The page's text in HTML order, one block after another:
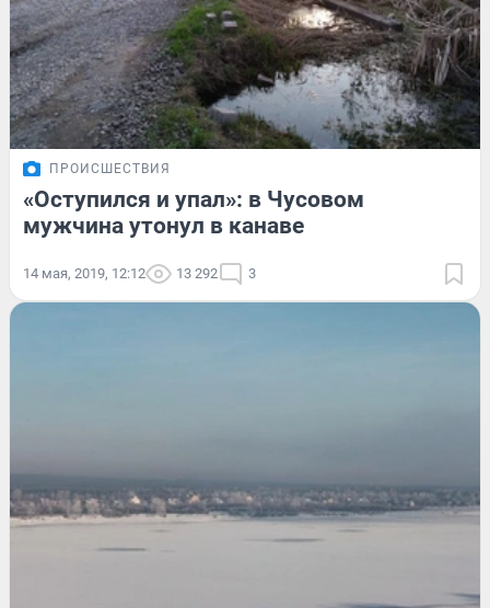
ПРОИСШЕСТВИЯ
«Оступился и упал»: в Чусовом
мужчина утонул в канаве
14 мая, 2019, 12:12 13 292 3